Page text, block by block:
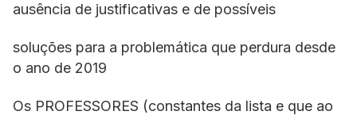
ausência de justificativas e de possíveis
soluções para a problemática que perdura desde
o ano de 2019
Os PROFESSORES (constantes da lista e que ao